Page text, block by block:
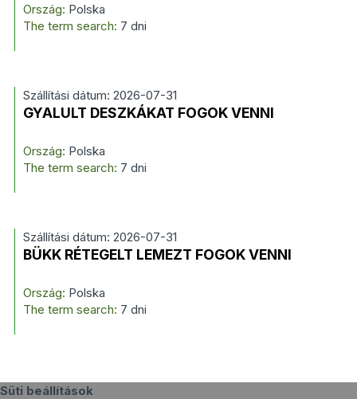
Ország: Polska
The term search: 7 dni
Szállítási dátum: 2026-07-31
GYALULT DESZKÁKAT FOGOK VENNI
Ország: Polska
The term search: 7 dni
Szállítási dátum: 2026-07-31
BÜKK RÉTEGELT LEMEZT FOGOK VENNI
Ország: Polska
The term search: 7 dni
Süti beállítások